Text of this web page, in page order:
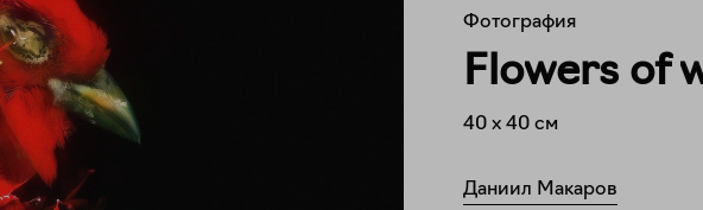
Фотография
Flowers of
40 x 40 см
Даниил Макаров